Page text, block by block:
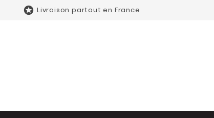
 Livraison partout en France